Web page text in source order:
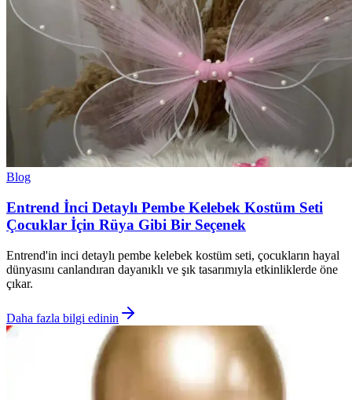
Blog
Entrend İnci Detaylı Pembe Kelebek Kostüm Seti
Çocuklar İçin Rüya Gibi Bir Seçenek
Entrend'in inci detaylı pembe kelebek kostüm seti, çocukların hayal
dünyasını canlandıran dayanıklı ve şık tasarımıyla etkinliklerde öne
çıkar.
Daha fazla bilgi edinin